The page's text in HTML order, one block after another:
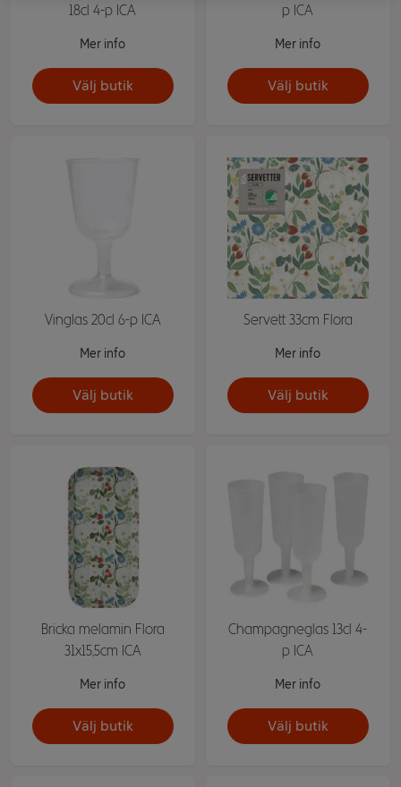
18cl 4-p ICA
Mer info
Välj butik
p ICA
Mer info
Välj butik
Vinglas 20cl 6-p ICA
Mer info
Välj butik
Servett 33cm Flora
Mer info
Välj butik
Bricka melamin Flora
31x15,5cm ICA
Mer info
Välj butik
Champagneglas 13cl 4-
p ICA
Mer info
Välj butik